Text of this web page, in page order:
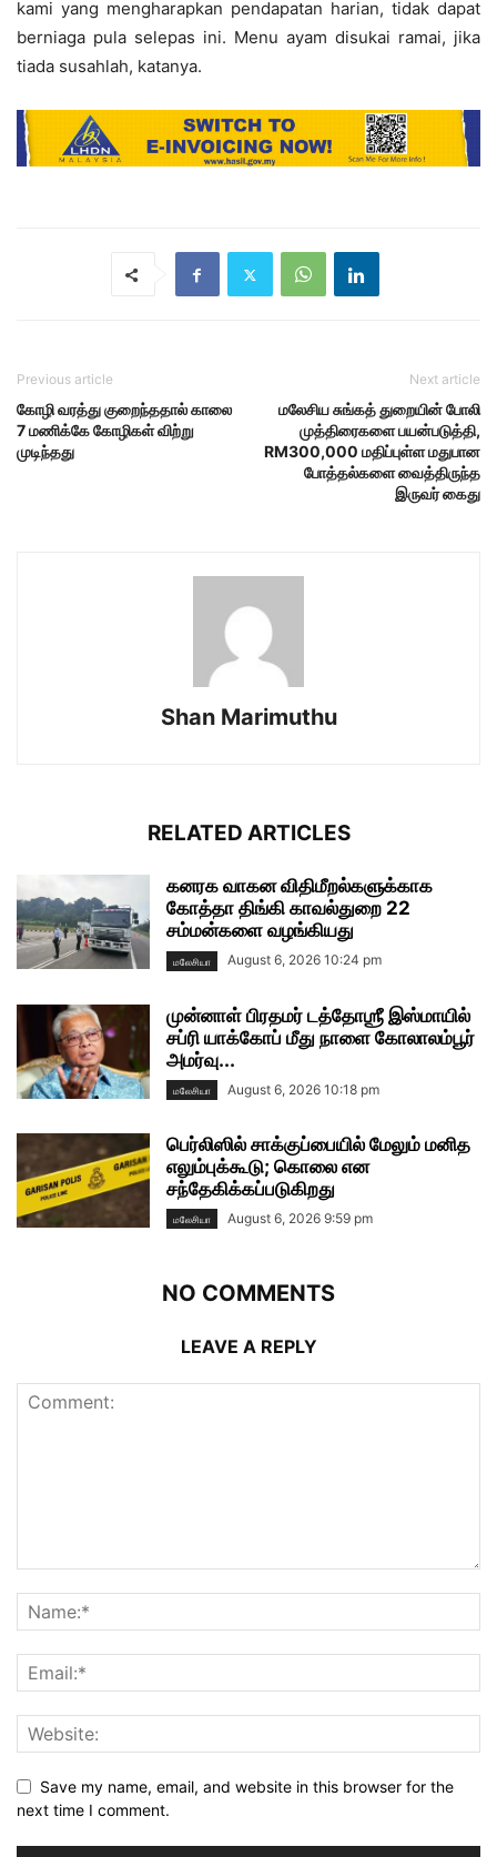
kami yang mengharapkan pendapatan harian, tidak dapat
berniaga pula selepas ini. Menu ayam disukai ramai, jika
tiada susahlah, katanya.
Previous article
கோழி வரத்து குறைந்ததால் காலை
7 மணிக்கே கோழிகள் விற்று
முடிந்தது
Next article
மலேசிய சுங்கத் துறையின் போலி
முத்திரைகளை பயன்படுத்தி,
RM300,000 மதிப்புள்ள மதுபான
போத்தல்களை வைத்திருந்த
இருவர் கைது
Shan Marimuthu
RELATED ARTICLES
கனரக வாகன விதிமீறல்களுக்காக
கோத்தா திங்கி காவல்துறை 22
சம்மன்களை வழங்கியது
மலேசியா August 6, 2026 10:24 pm
முன்னாள் பிரதமர் டத்தோஶ்ரீ இஸ்மாயில்
சப்ரி யாக்கோப் மீது நாளை கோலாலம்பூர்
அமர்வு...
மலேசியா August 6, 2026 10:18 pm
பெர்லிஸில் சாக்குப்பையில் மேலும் மனித
எலும்புக்கூடு; கொலை என
சந்தேகிக்கப்படுகிறது
மலேசியா August 6, 2026 9:59 pm
NO COMMENTS
LEAVE A REPLY
Save my name, email, and website in this browser for the
next time I comment.